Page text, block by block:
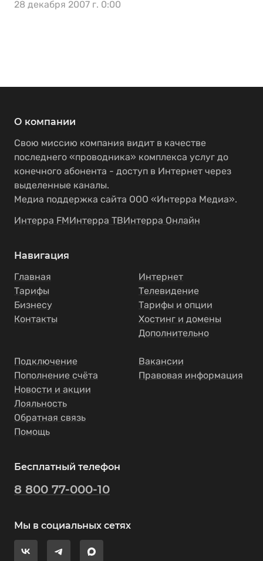
28 декабря 2007 г. 0:00
О компании
Свою миссию компания видит в качестве
последнего «проводника» комплекса услуг до
конечного абонента - доступ в Интернет через
выделенные каналы.
Медиа поддержка сайта ООО «Интерра Медиа».
Интерра FMИнтерра ТВИнтерра Онлайн
Навигация
Главная
Тарифы
Бизнесу
Контакты
Интернет
Телевидение
Тарифы и опции
Хостинг и домены
Дополнительно
Подключение
Пополнение счёта
Новости и акции
Лояльность
Обратная связь
Помощь
Вакансии
Правовая информация
Бесплатный телефон
8 800 77-000-10
Мы в социальных сетях